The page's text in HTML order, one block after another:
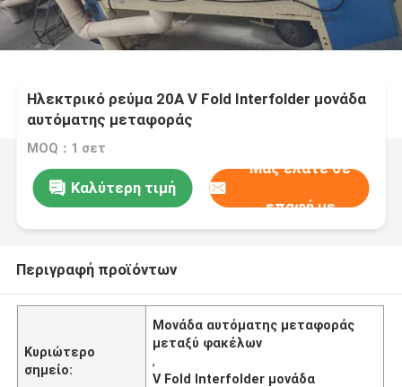
Ηλεκτρικό ρεύμα 20A V Fold Interfolder μονάδα
αυτόματης μεταφοράς
MOQ：1 σετ
Καλύτερη τιμή
Μας ελάτε σε
επαφή με
Περιγραφή προϊόντων
Κυριώτερο
σημείο:
Μονάδα αυτόματης μεταφοράς
μεταξύ φακέλων
,
V Fold Interfolder μονάδα